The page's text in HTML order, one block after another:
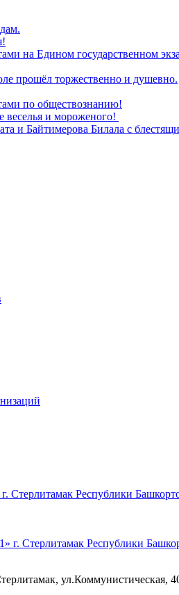
на Едином государственном
прошёл торжественно и душевно.
по обществознанию!
веселья и мороженого!
и Байтимерова Билала с
Стерлитамак Республики
ул.Коммунистическая,